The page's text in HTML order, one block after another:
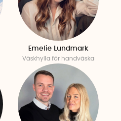
Emelie Lundmark
Väskhylla för handväska